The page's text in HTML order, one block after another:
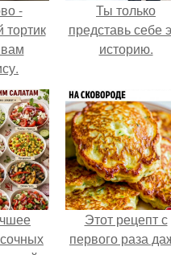
-
тортик
Ты только
представь себе
историю.
Этот рецепт с
первого раза